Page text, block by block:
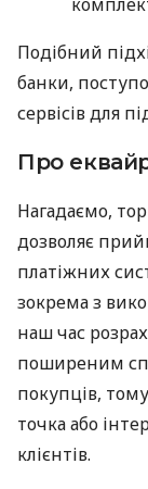
Подібний
банки,
сервісів для
Про
Нагадаємо,
дозволяє
платіжних
зокрема з
наш час
поширеним
покупців,
точка або
клієнтів.